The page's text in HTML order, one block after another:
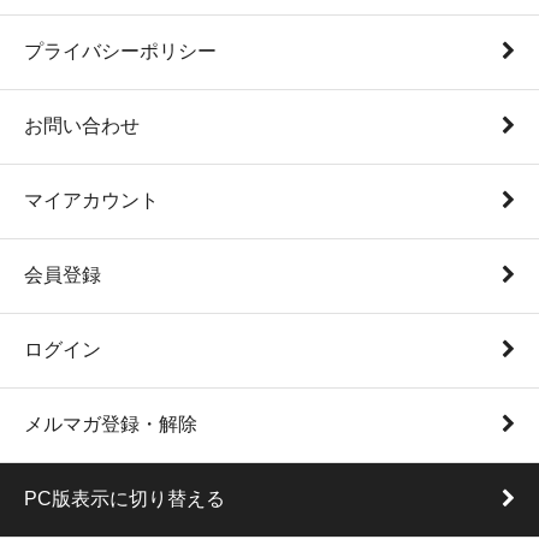
プライバシーポリシー
お問い合わせ
マイアカウント
会員登録
ログイン
メルマガ登録・解除
PC版表示に切り替える